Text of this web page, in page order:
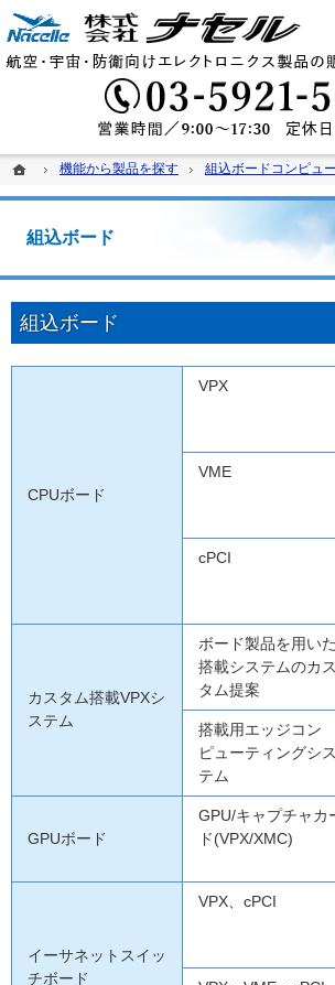
ホーム機能から製品を探す 組込ボードコンピュ
組込ボード
搭載用VPXボード/システム
カスタム可能な堅牢パソコン、ディスプレイ、スイッチ
組込ボード
CPUボード
VPX
VME
cPCI
カスタム搭載VPXシ
ステム
ボード製品を用いた
搭載システムのカス
タム提案
搭載用エッジコン
ピューティングシス
テム
GPUボード
GPU/キャプチャカ
ド(VPX/XMC)
イーサネットスイッ
チボード
VPX、cPCI
ホーム機能から製品を探す 組込ボードコンピュ